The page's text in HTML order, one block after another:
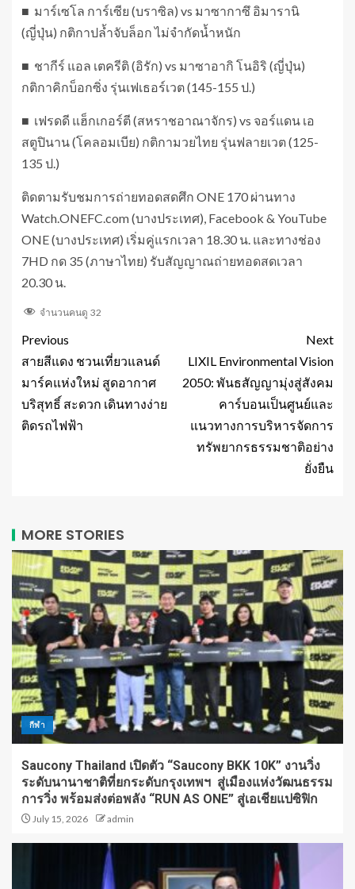
■ มาร์เซโล การ์เซีย (บราซิล) vs มาซากาซึ อิมารานิ
(ญี่ปุ่น) กติกาปล้ำจับล็อก ไม่จำกัดน้ำหนัก
■ ชากีร์ แอล เตครีติ (อิรัก) vs มาซาอากิ โนอิริ (ญี่ปุ่น)
กติกาคิกบ็อกซิ่ง รุ่นเฟเธอร์เวต (145-155 ป.)
■ เฟรดดี แฮ็กเกอร์ตี (สหราชอาณาจักร) vs จอร์แดน เอ
สตูปินาน (โคลอมเบีย) กติกามวยไทย รุ่นฟลายเวต (125-
135 ป.)
ติดตามรับชมการถ่ายทอดสดศึก ONE 170 ผ่านทาง
Watch.ONEFC.com (บางประเทศ), Facebook & YouTube
ONE (บางประเทศ) เริ่มคู่แรกเวลา 18.30 น. และทางช่อง
7HD กด 35 (ภาษาไทย) รับสัญญาณถ่ายทอดสดเวลา
20.30 น.
จำนวนคนดู 32
Previous
สายสีแดง ชวนเที่ยวแลนด์
มาร์คแห่งใหม่ สูดอากาศ
บริสุทธิ์ สะดวก เดินทางง่าย
ติดรถไฟฟ้า
Next
LIXIL Environmental Vision
2050: พันธสัญญามุ่งสู่สังคม
คาร์บอนเป็นศูนย์และ
แนวทางการบริหารจัดการ
ทรัพยากรธรรมชาติอย่าง
ยั่งยืน
MORE STORIES
กีฬา
Saucony Thailand เปิดตัว “Saucony BKK 10K” งานวิ่ง
ระดับนานาชาติที่ยกระดับกรุงเทพฯ สู่เมืองแห่งวัฒนธรรม
การวิ่ง พร้อมส่งต่อพลัง “RUN AS ONE” สู่เอเชียแปซิฟิก
July 15, 2026 admin